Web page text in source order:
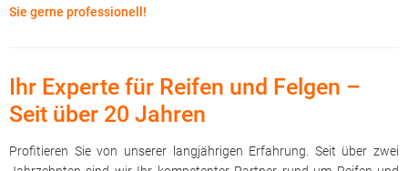
Sie gerne professionell!
Ihr Experte für Reifen und Felgen –
Seit über 20 Jahren
Profitieren Sie von unserer langjährigen Erfahrung. Seit über zwei